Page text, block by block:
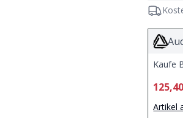
Kaufe
Artikel